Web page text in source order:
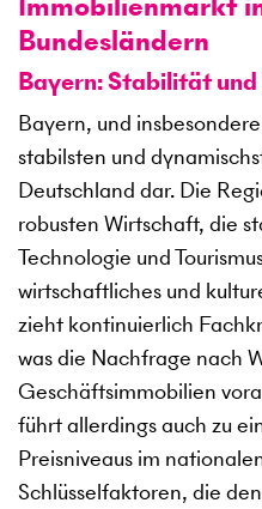
Bundesländern
Bayern: Stabilität
Bayern, und
stabilsten und
Deutschland dar. Die
robusten Wirtschaft, die
Technologie und
wirtschaftliches und
zieht kontinuierlich
was die Nachfrage nach
Geschäftsimmobilien
führt allerdings auch zu
Preisniveaus im
Schlüsselfaktoren, die